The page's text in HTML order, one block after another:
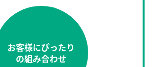
お客様にぴったり
の組み合わせ